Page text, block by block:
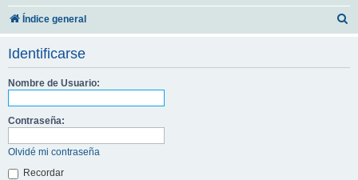
Índice general
Identificarse
Nombre de Usuario:
Contraseña:
Olvidé mi contraseña
Recordar